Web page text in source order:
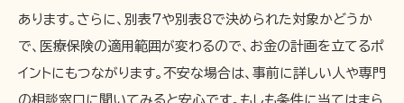
あります。さらに、別表7や別表8で決められた対象かどうか
で、医療保険の適用範囲が変わるので、お金の計画を立てるポ
イントにもつながります。不安な場合は、事前に詳しい人や専門
の相談窓口に聞いてみると安心です。もしも条件に当てはまら